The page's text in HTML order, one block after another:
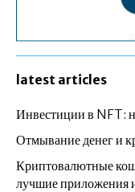
latest articles
Инвестиции в NFT:
Отмывание денег и
Криптовалютные
лучшие приложения